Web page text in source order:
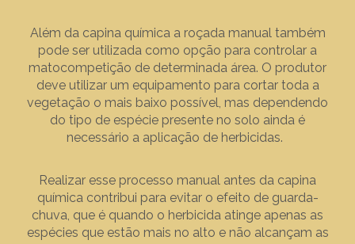
Além da capina química a roçada manual também
pode ser utilizada como opção para controlar a
matocompetição de determinada área. O produtor
deve utilizar um equipamento para cortar toda a
vegetação o mais baixo possível, mas dependendo
do tipo de espécie presente no solo ainda é
necessário a aplicação de herbicidas.
Realizar esse processo manual antes da capina
química contribui para evitar o efeito de guarda-
chuva, que é quando o herbicida atinge apenas as
espécies que estão mais no alto e não alcançam as